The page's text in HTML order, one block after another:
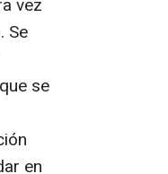
Se
se
en